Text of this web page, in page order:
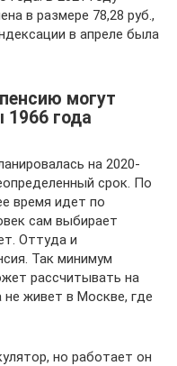
в размере 78,28 руб.,
в апреле была
могут
года
на 2020-
срок. По
время идет по
сам выбирает
Оттуда и
Так минимум
рассчитывать на
не живет в Москве, где
но работает он